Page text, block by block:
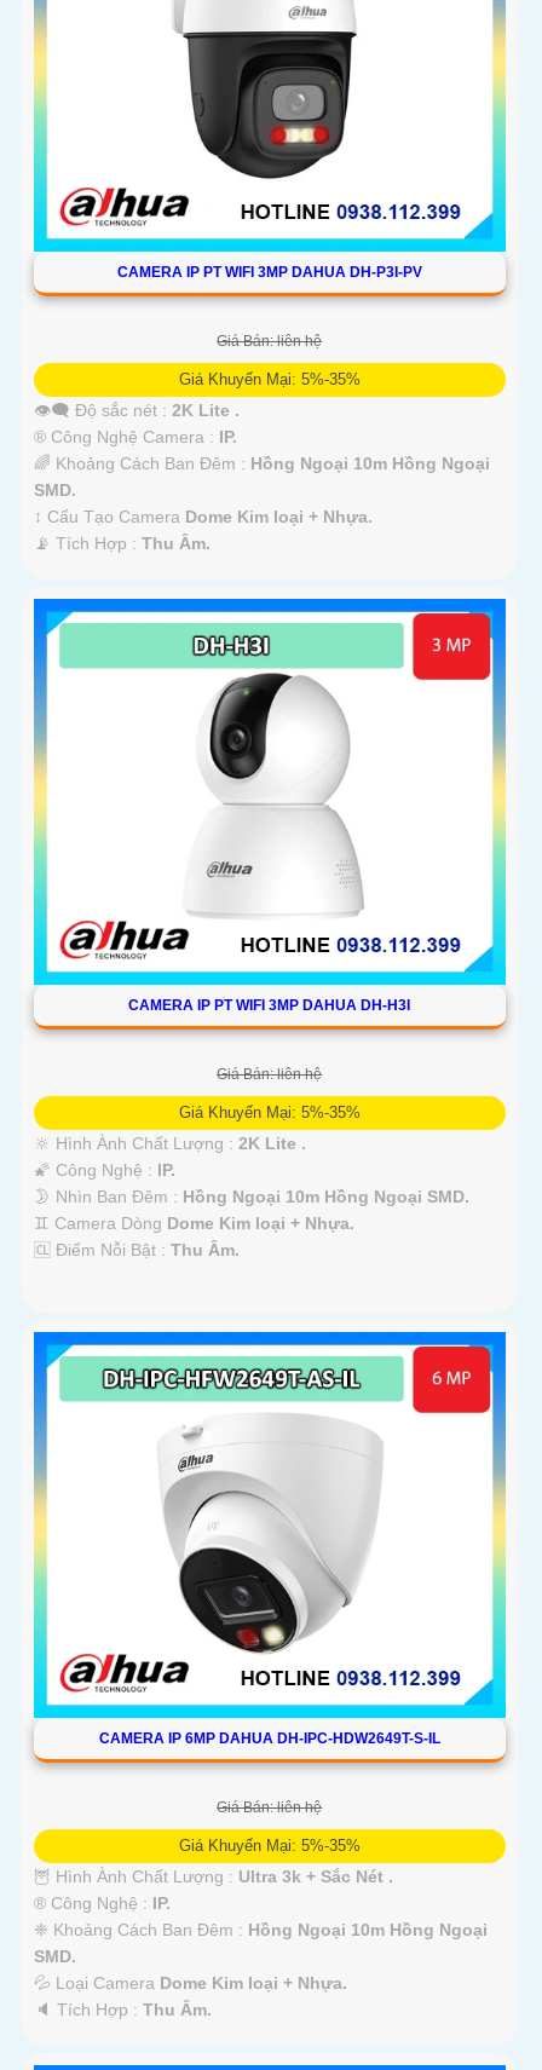
CAMERA IP PT WIFI 3MP DAHUA DH-P3I-PV
Giá Bán: liên hệ
Giá Khuyến Mại: 5%-35%
👁️‍🗨 Độ sắc nét : 2K Lite .
®️ Công Nghệ Camera : IP.
🌈 Khoảng Cách Ban Đêm : Hồng Ngoại 10m Hồng Ngoại
SMD.
↕️ Cấu Tạo Camera Dome Kim loại + Nhựa.
️📡 Tích Hợp : Thu Âm.
CAMERA IP PT WIFI 3MP DAHUA DH-H3I
Giá Bán: liên hệ
Giá Khuyến Mại: 5%-35%
🔆 Hình Ành Chất Lượng : 2K Lite .
🌠 Công Nghệ : IP.
🌛 Nhìn Ban Đêm : Hồng Ngoại 10m Hồng Ngoại SMD.
♊ Camera Dòng Dome Kim loại + Nhựa.
️🆑 Điểm Nỗi Bật : Thu Âm.
CAMERA IP 6MP DAHUA DH-IPC-HDW2649T-S-IL
Giá Bán: liên hệ
Giá Khuyến Mại: 5%-35%
🦉 Hình Ành Chất Lượng : Ultra 3k + Sắc Nét .
®️ Công Nghệ : IP.
❈ Khoảng Cách Ban Đêm : Hồng Ngoại 10m Hồng Ngoại
SMD.
💦 Loại Camera Dome Kim loại + Nhựa.
️🔈 Tích Hợp : Thu Âm.